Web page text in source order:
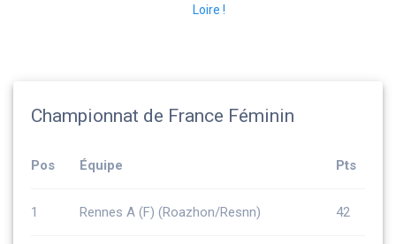
Loire !
Championnat de France Féminin
Pos Équipe Pts
1 Rennes A (F) (Roazhon/Resnn) 42